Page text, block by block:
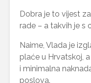
Dobra je to vijest
rade – a takvih je s
Naime, Vlada je
plaće u Hrvatskoj,
i minimalna
poslova.